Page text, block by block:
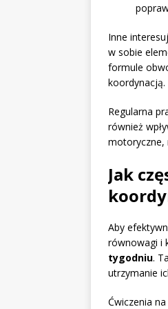
Inne
w sobie
formule
koordynacją.
Regularna
również
motoryczne,
Jak
Aby
równowagi i
tygodniu.
utrzymanie
Ćwiczenia